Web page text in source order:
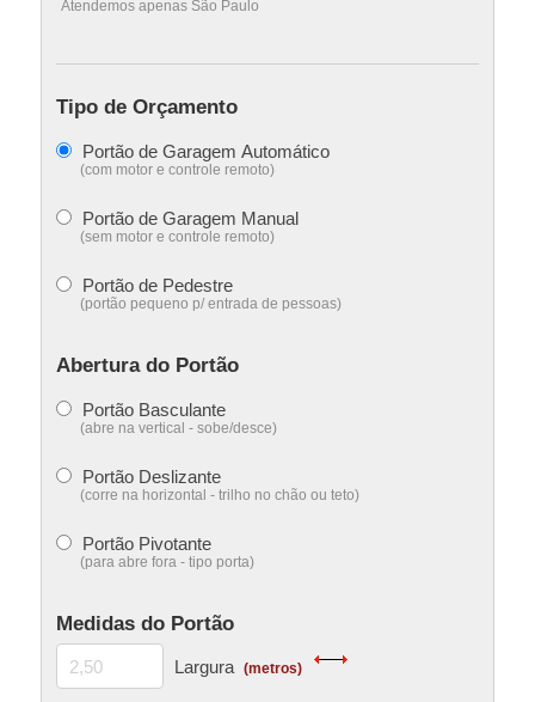
Atendemos apenas São Paulo
Tipo de Orçamento
Portão de Garagem Automático
(com motor e controle remoto)
Portão de Garagem Manual
(sem motor e controle remoto)
Portão de Pedestre
(portão pequeno p/ entrada de pessoas)
Abertura do Portão
Portão Basculante
(abre na vertical - sobe/desce)
Portão Deslizante
(corre na horizontal - trilho no chão ou teto)
Portão Pivotante
(para abre fora - tipo porta)
Medidas do Portão
Largura (metros)